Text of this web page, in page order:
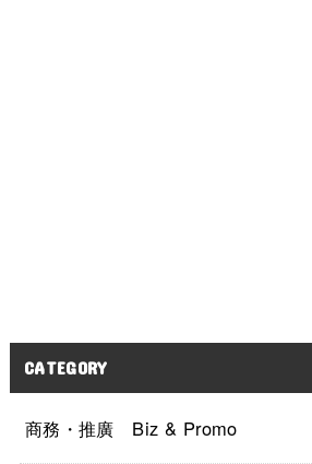
CATEGORY
商務・推廣 Biz & Promo